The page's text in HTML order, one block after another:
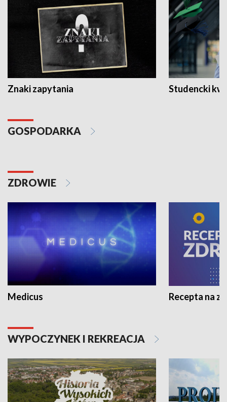
Znaki zapytania Studencki
GOSPODARKA
ZDROWIE
Medicus Recepta na
WYPOCZYNEK I REKREACJA